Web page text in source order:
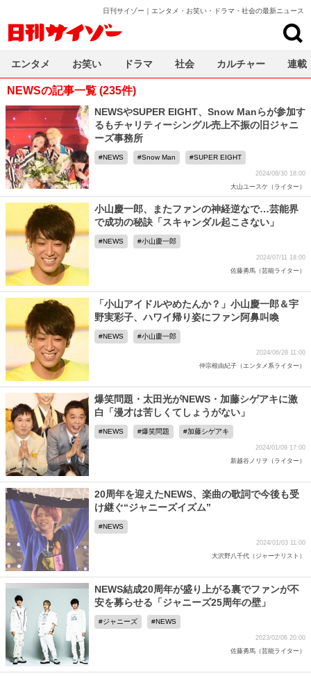
日刊サイゾー｜エンタメ・お笑い・ドラマ・社会の最新ニュース
NEWSの記事一覧 (235件)
NEWSやSUPER EIGHT、Snow Manらが参加す
るもチャリティーシングル売上不振の旧ジャニ
ーズ事務所
NEWS Snow Man SUPER EIGHT
2024/08/30 18:00
大山ユースケ（ライター）
小山慶一郎、またファンの神経逆なで…芸能界
で成功の秘訣「スキャンダル起こさない」
NEWS 小山慶一郎
2024/07/11 18:00
佐藤勇馬（芸能ライター）
「小山アイドルやめたんか？」小山慶一郎＆宇
野実彩子、ハワイ帰り姿にファン阿鼻叫喚
NEWS 小山慶一郎
2024/06/28 11:00
仲宗根由紀子（エンタメ系ライター）
爆笑問題・太田光がNEWS・加藤シゲアキに激
白「漫才は苦しくてしょうがない」
NEWS 爆笑問題 加藤シゲアキ
2024/01/09 17:00
新越谷ノリヲ（ライター）
20周年を迎えたNEWS、楽曲の歌詞で今後も受
け継ぐ“ジャニーズイズム”
NEWS
2024/01/03 11:00
大沢野八千代（ジャーナリスト）
NEWS結成20周年が盛り上がる裏でファンが不
安を募らせる「ジャニーズ25周年の壁」
ジャニーズ NEWS
2023/02/06 20:00
佐藤勇馬（芸能ライター）
エンタメ お笑い ドラマ 社会 カルチャー 連載